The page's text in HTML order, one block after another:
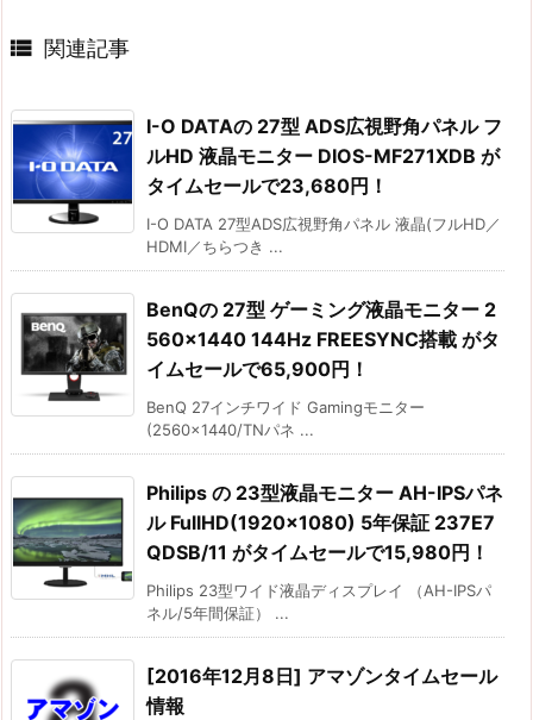
 関連記事
I-O DATAの 27型 ADS広視野角パネル フ
ルHD 液晶モニター DIOS-MF271XDB が
タイムセールで23,680円！
I-O DATA 27型ADS広視野角パネル 液晶(フルHD／
HDMI／ちらつき ...
BenQの 27型 ゲーミング液晶モニター 2
560×1440 144Hz FREESYNC搭載 がタ
イムセールで65,900円！
BenQ 27インチワイド Gamingモニター
(2560×1440/TNパネ ...
Philips の 23型液晶モニター AH-IPSパネ
ル FullHD(1920×1080) 5年保証 237E7
QDSB/11 がタイムセールで15,980円！
Philips 23型ワイド液晶ディスプレイ （AH-IPSパ
ネル/5年間保証） ...
[2016年12月8日] アマゾンタイムセール
情報